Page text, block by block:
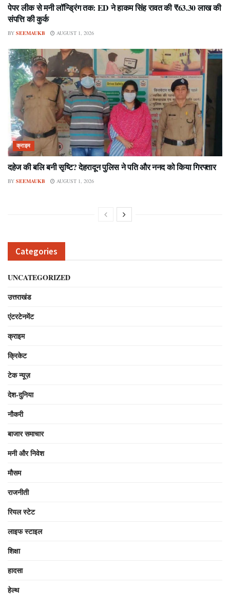
पेपर लीक से मनी लॉन्ड्रिंग तक: ED ने हाकम सिंह रावत की ₹63.30 लाख की
संपत्ति की कुर्क
BY SEEMAUKB AUGUST 1, 2026
क्राइम
दहेज की बलि बनी सृष्टि? देहरादून पुलिस ने पति और ननद को किया गिरफ्तार
BY SEEMAUKB AUGUST 1, 2026
Categories
UNCATEGORIZED
उत्तराखंड
एंटरटेनमेंट
क्राइम
क्रिकेट
टेक न्यूज़
देश-दुनिया
नौकरी
बाजार समाचार
मनी और निवेश
मौसम
राजनीती
रियल स्टेट
लाइफ स्टाइल
शिक्षा
हादसा
हेल्थ